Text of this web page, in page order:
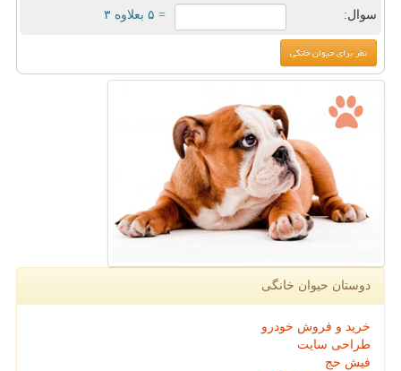
سوال: = ۵ بعلاوه ۳
دوستان حیوان خانگی
خرید و فروش خودرو
طراحی سایت
فیش حج